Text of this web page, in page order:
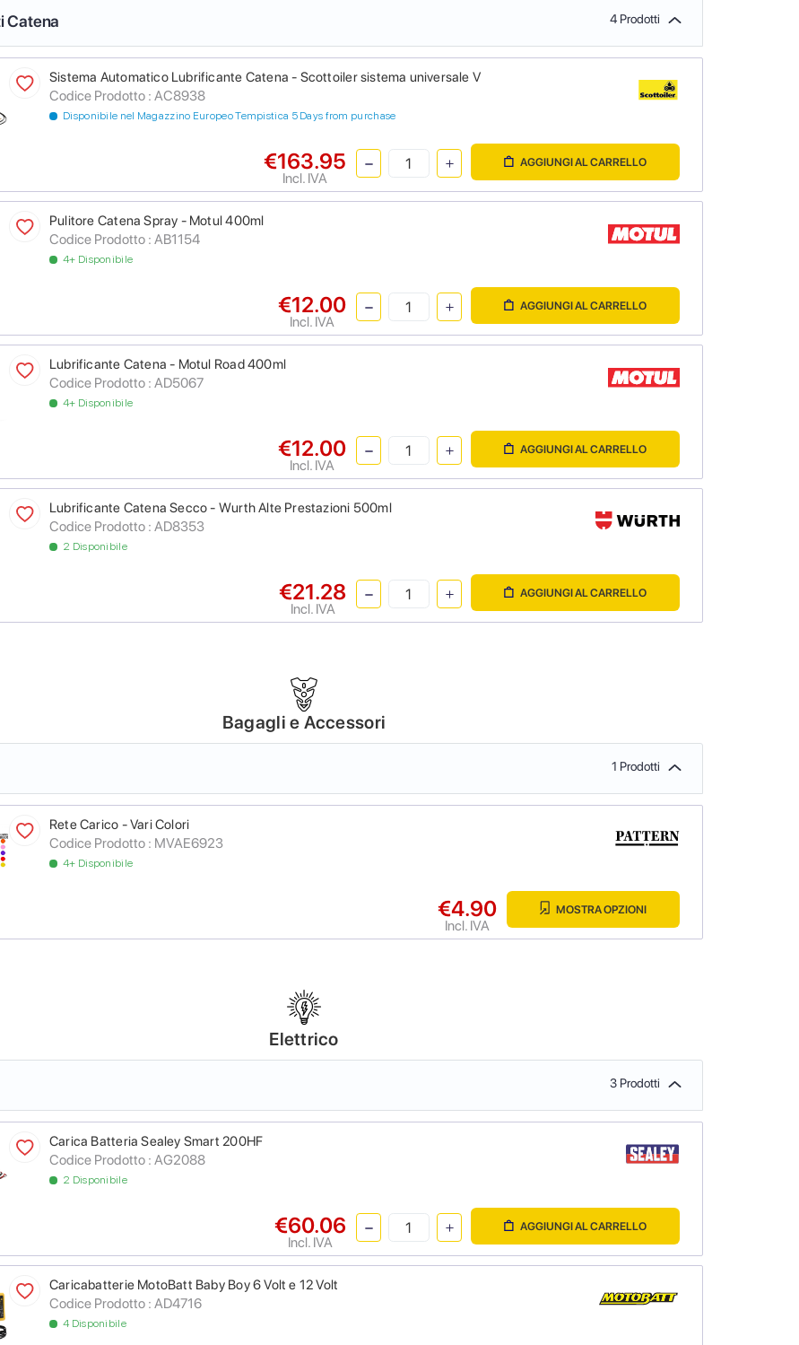
Catena 4 Prodotti
Sistema Automatico Lubrificante Catena - Scottoiler sistema universale V
Codice Prodotto : AC8938
Disponibile nel Magazzino Europeo Tempistica 5 Days from purchase
€163.95
Incl. IVA
AGGIUNGI AL CARRELLO
Pulitore Catena Spray - Motul 400ml
Codice Prodotto : AB1154
4+ Disponibile
€12.00
Incl. IVA
AGGIUNGI AL CARRELLO
Lubrificante Catena - Motul Road 400ml
Codice Prodotto : AD5067
4+ Disponibile
€12.00
Incl. IVA
AGGIUNGI AL CARRELLO
Lubrificante Catena Secco - Wurth Alte Prestazioni 500ml
Codice Prodotto : AD8353
2 Disponibile
€21.28
Incl. IVA
AGGIUNGI AL CARRELLO
Bagagli e Accessori
1 Prodotti
Rete Carico - Vari Colori
Codice Prodotto : MVAE6923
4+ Disponibile
€4.90
Incl. IVA
MOSTRA OPZIONI
Elettrico
3 Prodotti
Carica Batteria Sealey Smart 200HF
Codice Prodotto : AG2088
2 Disponibile
€60.06
Incl. IVA
AGGIUNGI AL CARRELLO
Caricabatterie MotoBatt Baby Boy 6 Volt e 12 Volt
Codice Prodotto : AD4716
4 Disponibile